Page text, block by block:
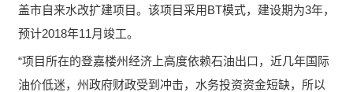
盖市自来水改扩建项目。该项目采用BT模式，建设期为3年，
预计2018年11月竣工。
“项目所在的登嘉楼州经济上高度依赖石油出口，近几年国际
油价低迷，州政府财政受到冲击，水务投资资金短缺，所以